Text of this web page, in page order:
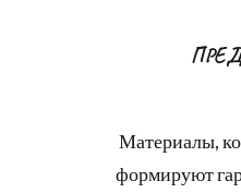
Материалы,
формируют